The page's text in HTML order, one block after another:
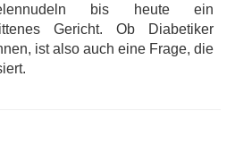
bis heute ein
Gericht. Ob Diabetiker
ist also auch eine Frage, die